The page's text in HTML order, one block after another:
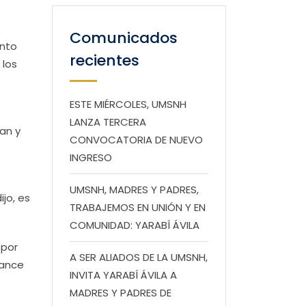
y
es
Comunicados
recientes
ESTE MIÉRCOLES, UMSNH
LANZA TERCERA
CONVOCATORIA DE NUEVO
INGRESO
UMSNH, MADRES Y PADRES,
TRABAJEMOS EN UNIÓN Y EN
COMUNIDAD: YARABÍ ÁVILA
A SER ALIADOS DE LA UMSNH,
INVITA YARABÍ ÁVILA A
MADRES Y PADRES DE